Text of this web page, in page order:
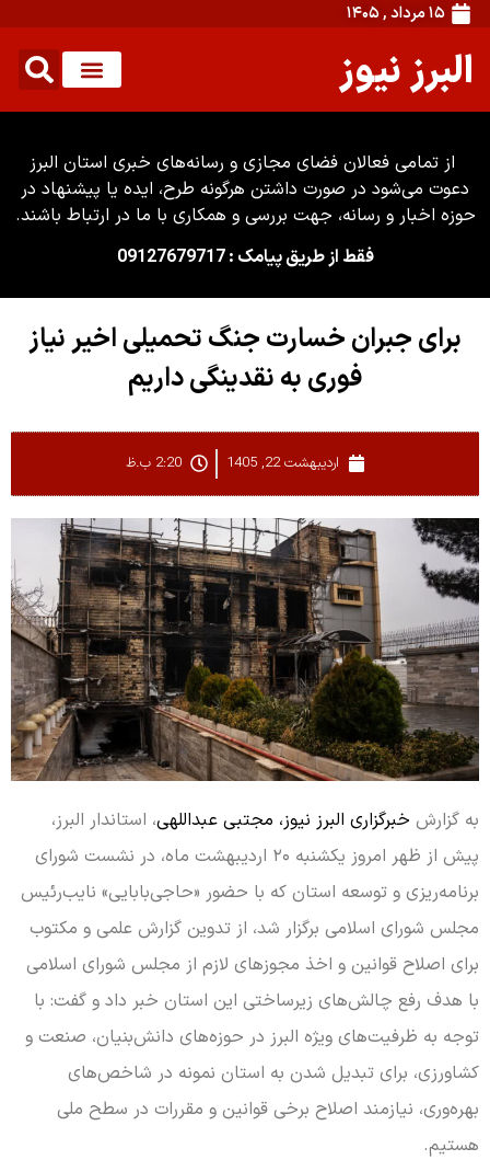
۱۵ مرداد , ۱۴۰۵
البرز نیوز
از تمامی فعالان فضای مجازی و رسانه‌های خبری استان البرز
دعوت می‌شود در صورت داشتن هرگونه طرح، ایده یا پیشنهاد در
حوزه اخبار و رسانه، جهت بررسی و همکاری با ما در ارتباط باشند.
فقط از طریق پیامک : 09127679717
برای جبران خسارت جنگ تحمیلی اخیر نیاز
فوری به نقدینگی داریم
اردیبهشت 22, 1405 2:20 ب.ظ
به گزارش خبرگزاری البرز نیوز، مجتبی عبداللهی، استاندار البرز،
پیش از ظهر امروز یکشنبه ۲۰ اردیبهشت ماه، در نشست شورای
برنامه‌ریزی و توسعه استان که با حضور «حاجی‌بابایی» نایب‌رئیس
مجلس شورای اسلامی برگزار شد، از تدوین گزارش علمی و مکتوب
برای اصلاح قوانین و اخذ مجوزهای لازم از مجلس شورای اسلامی
با هدف رفع چالش‌های زیرساختی این استان خبر داد و گفت: با
توجه به ظرفیت‌های ویژه البرز در حوزه‌های دانش‌بنیان، صنعت و
کشاورزی، برای تبدیل شدن به استان نمونه در شاخص‌های
بهره‌وری، نیازمند اصلاح برخی قوانین و مقررات در سطح ملی
هستیم.